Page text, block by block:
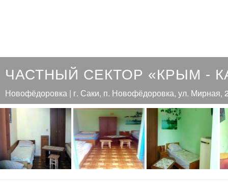
ЧАСТНЫЙ СЕКТОР «КРЫМ -
Новофёдоровка | г. Саки, п. Новофёдоровка, ул. Мирная,